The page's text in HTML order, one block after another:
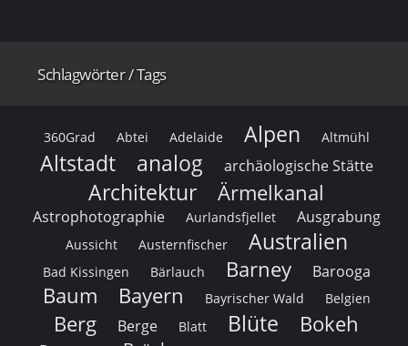
Schlagwörter / Tags
360Grad Abtei Adelaide Alpen Altmühl
Altstadt analog archäologische Stätte
Architektur Ärmelkanal
Astrophotographie Aurlandsfjellet Ausgrabung
Aussicht Austernfischer Australien
Bad Kissingen Bärlauch Barney Barooga
Baum Bayern Bayrischer Wald Belgien
Berg Berge Blatt Blüte Bokeh